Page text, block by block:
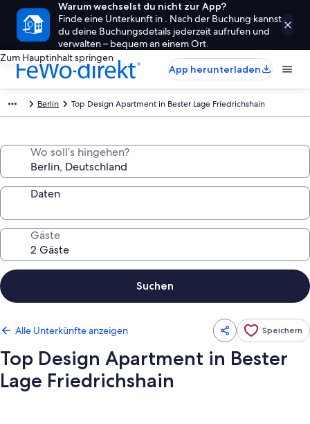
Warum wechselst du nicht zur App?
Finde eine Unterkunft in . Nach der Buchung kannst
du deine Buchungsdetails jederzeit aufrufen und
verwalten – bequem an einem Ort.
Zum Hauptinhalt springen
App herunterladen
Berlin Top Design Apartment in Bester Lage Friedrichshain
Wo soll’s hingehen?
Daten
Gäste
Suchen
Alle Unterkünfte anzeigen Speichern
Top Design Apartment in Bester
Lage Friedrichshain